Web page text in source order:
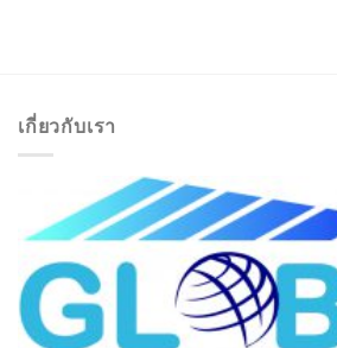
เกี่ยวกับเรา